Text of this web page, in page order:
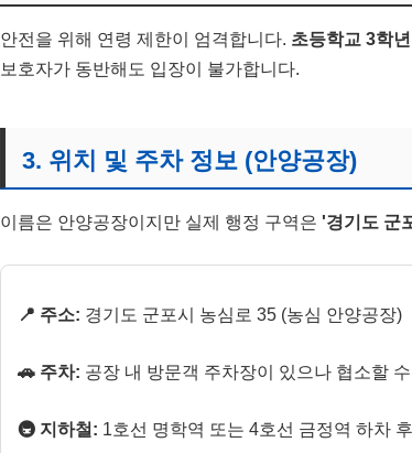
안전을 위해 연령 제한이 엄격합니다. 초등학교 3학
보호자가 동반해도 입장이 불가합니다.
3. 위치 및 주차 정보 (안양공장)
이름은 안양공장이지만 실제 행정 구역은 '경기도 군
📍 주소: 경기도 군포시 농심로 35 (농심 안양공장)
🚗 주차: 공장 내 방문객 주차장이 있으나 협소할
🚇 지하철: 1호선 명학역 또는 4호선 금정역 하차